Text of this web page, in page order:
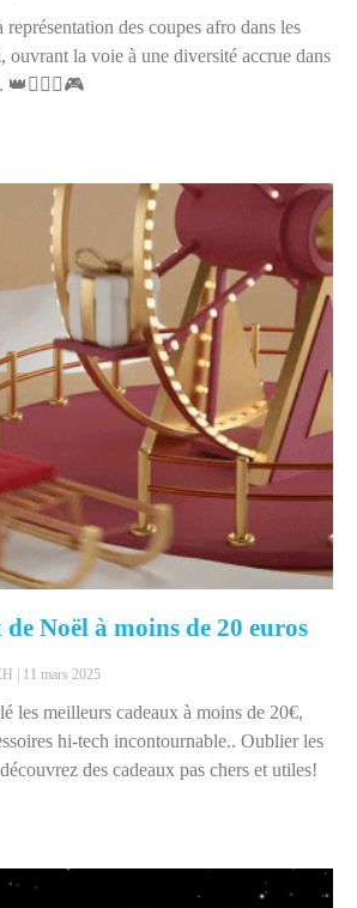
des coupes afro dans les
ouvrant la voie à une diversité accrue dans
👑💇🏾‍♀️🎮
Noël à moins de 20 euros
11 mars 2025
les meilleurs cadeaux à moins de 20€,
hi-tech incontournable.. Oublier les
des cadeaux pas chers et utiles!